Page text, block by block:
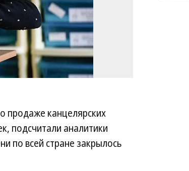
продаже канцелярских
подсчитали аналитики
по всей стране закрылось